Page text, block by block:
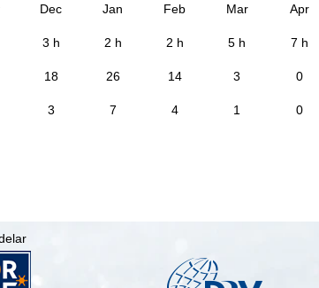
Dec Jan Feb Mar Apr
3 h 2 h 2 h 5 h 7 h
18 26 14 3 0
3 7 4 1 0